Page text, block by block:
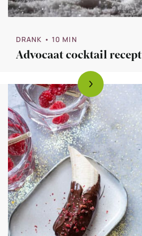
DRANK • 10 MIN
Advocaat cocktail recept